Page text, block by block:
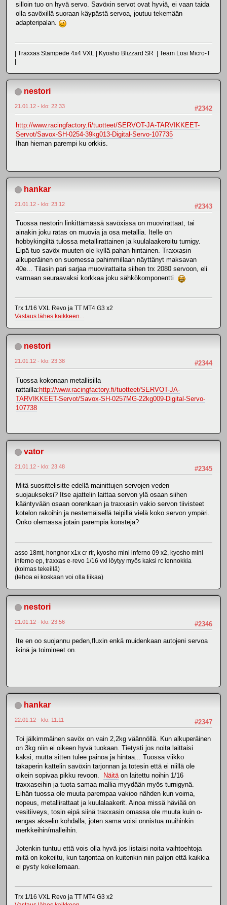
silloin tuo on hyvä servo. Savöxin servot ovat hyviä, ei vaan taida
olla savöxillä suoraan käypästä servoa, joutuu tekemään
adapteripalan.
| Traxxas Stampede 4x4 VXL | Kyosho Blizzard SR | Team Losi Micro-T
|
nestori
#2342
21.01.12 - klo: 22.33
http://www.racingfactory.fi/tuotteet/SERVOT-JA-TARVIKKEET-
Servot/Savox-SH-0254-39kg013-Digital-Servo-107735
Ihan hieman parempi ku orkkis.
hankar
#2343
21.01.12 - klo: 23.12
Tuossa nestorin linkittämässä savöxissa on muovirattaat, tai
ainakin joku ratas on muovia ja osa metallia. Itelle on
hobbykingiltä tulossa metallirattainen ja kuulalaakeroitu turnigy.
Eipä tuo savöx muuten ole kyllä pahan hintainen. Traxxasin
alkuperäinen on suomessa pahimmillaan näyttänyt maksavan
40e... Tilasin pari sarjaa muovirattaita siihen trx 2080 servoon, eli
varmaan seuraavaksi korkkaa joku sähkökomponentti
Trx 1/16 VXL Revo ja TT MT4 G3 x2
Vastaus lähes kaikkeen...
nestori
#2344
21.01.12 - klo: 23.38
Tuossa kokonaan metallisilla
rattailla: http://www.racingfactory.fi/tuotteet/SERVOT-JA-
TARVIKKEET-Servot/Savox-SH-0257MG-22kg009-Digital-Servo-
107738
vator
#2345
21.01.12 - klo: 23.48
Mitä suosittelisitte edellä mainittujen servojen veden
suojaukseksi? Itse ajattelin laittaa servon ylä osaan siihen
kääntyvään osaan oorenkaan ja traxxasin vakio servon tiivisteet
kotelon rakoihin ja nestemäisellä teipillä vielä koko servon ympäri.
Onko olemassa jotain parempia konsteja?
asso 18mt, hongnor x1x cr rtr, kyosho mini inferno 09 x2, kyosho mini
inferno ep, traxxas e-revo 1/16 vxl löytyy myös kaksi rc lennokkia
(kolmas tekeillä)
(tehoa ei koskaan voi olla liikaa)
nestori
#2346
21.01.12 - klo: 23.56
Ite en oo suojannu peden,fluxin enkä muidenkaan autojeni servoa
ikinä ja toimineet on.
hankar
#2347
22.01.12 - klo: 11.11
Toi jälkimmäinen savöx on vain 2,2kg väännöllä. Kun alkuperäinen
on 3kg niin ei oikeen hyvä tuokaan. Tietysti jos noita laittaisi
kaksi, mutta sitten tulee painoa ja hintaa... Tuossa viikko
takaperin kattelin savöxin tarjonnan ja totesin että ei niillä ole
oikein sopivaa pikku revoon.
Näitäon laitettu noihin 1/16
traxxaseihin ja tuota samaa mallia myydään myös turnigynä.
Eihän tuossa ole muuta parempaa vakioo nähden kun voima,
nopeus, metallirattaat ja kuulalaakerit. Ainoa missä häviää on
vesitiiveys, tosin eipä siinä traxxasin omassa ole muuta kuin o-
rengas akselin kohdalla, joten sama voisi onnistua muihinkin
merkkeihin/malleihin.
Jotenkin tuntuu että vois olla hyvä jos listaisi noita vaihtoehtoja
mitä on kokeiltu, kun tarjontaa on kuitenkin niin paljon että kaikkia
ei pysty kokeilemaan.
Trx 1/16 VXL Revo ja TT MT4 G3 x2